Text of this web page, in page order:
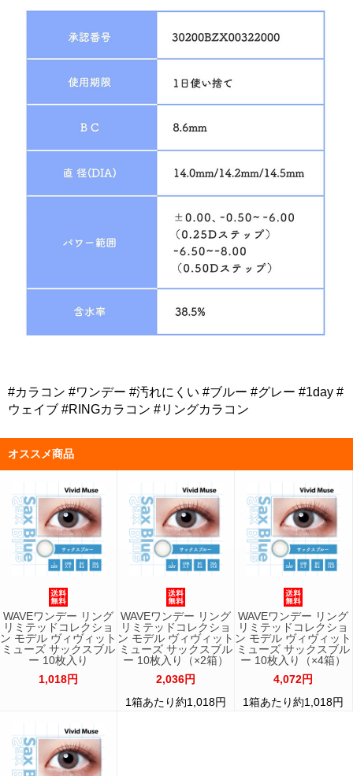
#カラコン #ワンデー #汚れにくい #ブルー #グレー #1day #
ウェイブ #RINGカラコン #リングカラコン
オススメ商品
WAVEワンデー リング
リミテッドコレクショ
ン モデル ヴィヴィット
ミューズ サックスブル
ー 10枚入り
1,018円
WAVEワンデー リング
リミテッドコレクショ
ン モデル ヴィヴィット
ミューズ サックスブル
ー 10枚入り（×2箱）
2,036円
1箱あたり約1,018円
WAVEワンデー リング
リミテッドコレクショ
ン モデル ヴィヴィット
ミューズ サックスブル
ー 10枚入り（×4箱）
4,072円
1箱あたり約1,018円